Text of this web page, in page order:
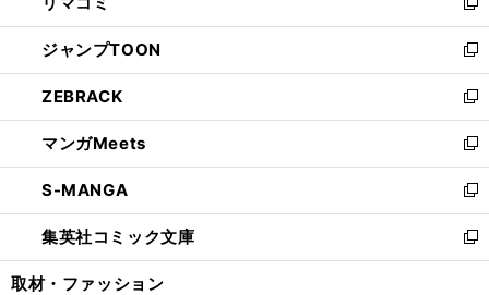
開
く
ド
ウ
で
開
く
ィ
ン
ド
ウ
で
開
く
い
ウ
ィ
ン
ド
ウ
で
開
く
新
し
い
ウ
ィ
ン
ド
ウ
で
開
く
ジャンプTOON
新
し
い
ウ
ィ
ン
ド
ウ
で
開
ZEBRACK
新
し
い
ウ
ィ
ン
ド
ウ
マンガMeets
新
し
い
ウ
ィ
ン
S-MANGA
新
し
い
ウ
集英社コミック文庫
新
し
取材・ファッション